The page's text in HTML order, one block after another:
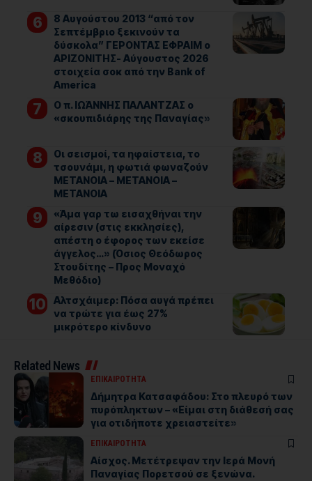
8 Αυγούστου 2013 “από τον
Σεπτέμβριο ξεκινούν τα
δύσκολα” ΓΕΡΟΝΤΑΣ ΕΦΡΑΙΜ ο
ΑΡΙΖΟΝΙΤΗΣ- Αύγουστος 2026
στοιχεία σοκ από την Bank of
America
Ο π. ΙΩΆΝΝΗΣ ΠΑΛΑΝΤΖΑΣ ο
«σκουπιδιάρης της Παναγίας»
Οι σεισμοί, τα ηφαίστεια, το
τσουνάμι, η φωτιά φωναζούν
ΜΕΤΑΝΟΙΑ – ΜΕΤΑΝΟΙΑ –
ΜΕΤΑΝΟΙΑ
«Άμα γαρ τω εισαχθήναι την
αίρεσιν (στις εκκλησίες),
απέστη ο έφορος των εκείσε
άγγελος…» (Όσιος Θεόδωρος
Στουδίτης – Προς Μοναχό
Μεθόδιο)
Αλτσχάιμερ: Πόσα αυγά πρέπει
να τρώτε για έως 27%
μικρότερο κίνδυνο
Related News
ΕΠΙΚΑΙΡΟΤΗΤΑ
Δήμητρα Κατσαφάδου: Στο πλευρό των
πυρόπληκτων – «Είμαι στη διάθεσή σας
για οτιδήποτε χρειαστείτε»
ΕΠΙΚΑΙΡΟΤΗΤΑ
Αίσχος. Μετέτρεψαν την Ιερά Μονή
Παναγίας Πορετσού σε ξενώνα.